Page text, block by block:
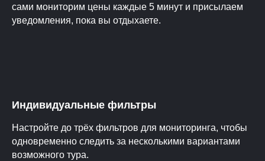
сами мониторим цены каждые 5 минут и присылаем
уведомления, пока вы отдыхаете.
Индивидуальные фильтры
Настройте до трёх фильтров для мониторинга, чтобы
одновременно следить за несколькими вариантами
возможного тура.